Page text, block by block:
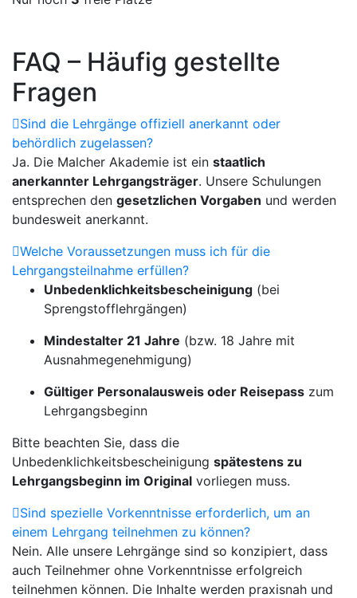
FAQ – Häufig gestellte
Fragen
Sind die Lehrgänge offiziell anerkannt oder
behördlich zugelassen?
Ja. Die Malcher Akademie ist ein staatlich
anerkannter Lehrgangsträger. Unsere Schulungen
entsprechen den gesetzlichen Vorgaben und werden
bundesweit anerkannt.
Welche Voraussetzungen muss ich für die
Lehrgangsteilnahme erfüllen?
Unbedenklichkeitsbescheinigung (bei
Sprengstofflehrgängen)
Mindestalter 21 Jahre (bzw. 18 Jahre mit
Ausnahmegenehmigung)
Gültiger Personalausweis oder Reisepass zum
Lehrgangsbeginn
Bitte beachten Sie, dass die
Unbedenklichkeitsbescheinigung spätestens zu
Lehrgangsbeginn im Original vorliegen muss.
Sind spezielle Vorkenntnisse erforderlich, um an
einem Lehrgang teilnehmen zu können?
Nein. Alle unsere Lehrgänge sind so konzipiert, dass
auch Teilnehmer ohne Vorkenntnisse erfolgreich
teilnehmen können. Die Inhalte werden praxisnah und